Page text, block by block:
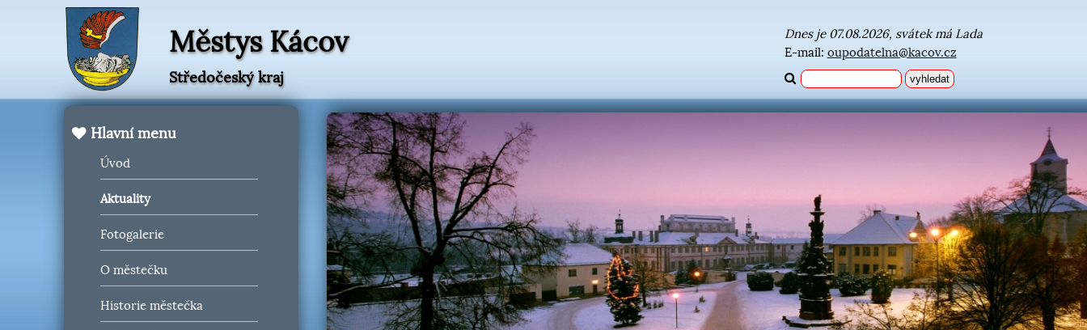
Městys Kácov
Středočeský kraj
Dnes je 07.08.2026, svátek má Lada
E-mail: oupodatelna@kacov.cz
Hlavní menu
Úvod
Aktuality
Fotogalerie
O městečku
Historie městečka